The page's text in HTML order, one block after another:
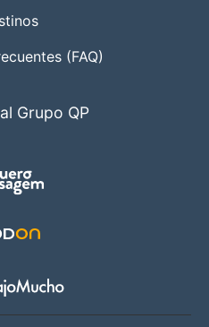
(FAQ)
Grupo QP